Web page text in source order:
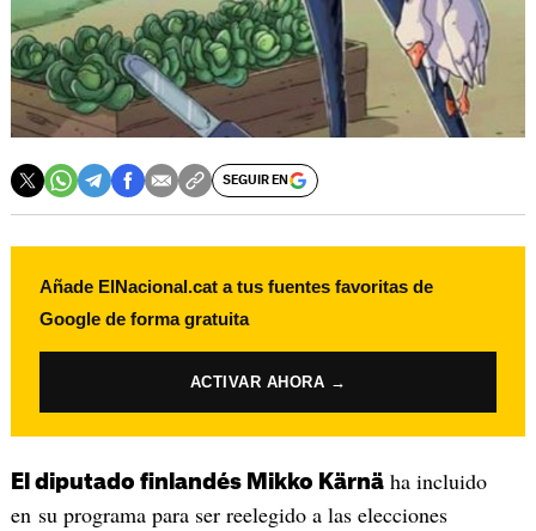
SEGUIR EN
Añade ElNacional.cat a tus fuentes favoritas de
Google de forma gratuita
ACTIVAR AHORA →
El diputado finlandés Mikko Kärnäha incluido
en su programa para ser reelegido a las elecciones